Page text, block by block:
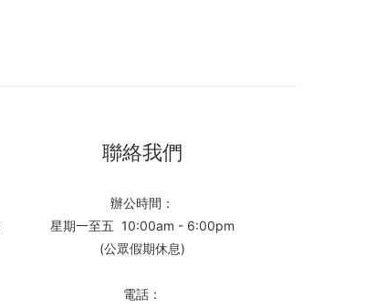
聯絡我們
辦公時間：
星期一至五 10:00am - 6:00pm
(公眾假期休息)
電話：